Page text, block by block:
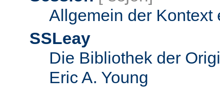
Allgemein der Kontext
SSLeay
Die Bibliothek der
Eric A. Young